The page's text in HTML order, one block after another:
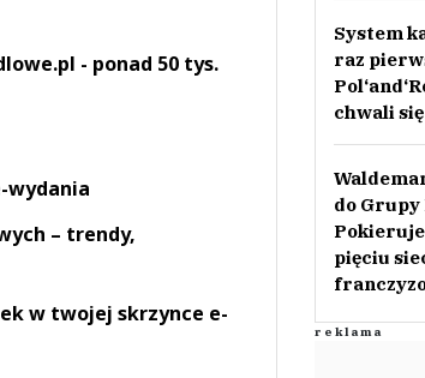
- ponad 50 tys.
wydania
– trendy,
w twojej skrzynce e-
System
raz
chwali
do Grupy
pięciu